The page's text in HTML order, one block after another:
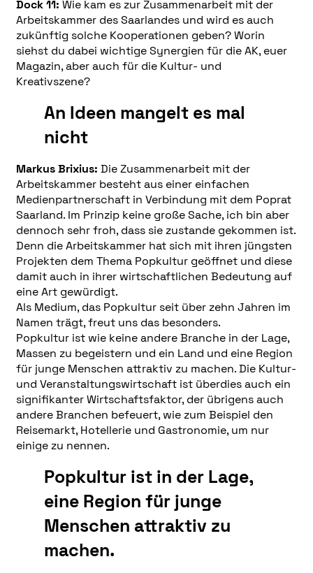
Dock 11: Wie kam es zur Zusammenarbeit mit der
Arbeitskammer des Saarlandes und wird es auch
zukünftig solche Kooperationen geben? Worin
siehst du dabei wichtige Synergien für die AK, euer
Magazin, aber auch für die Kultur- und
Kreativszene?
An Ideen mangelt es mal
nicht
Markus Brixius: Die Zusammenarbeit mit der
Arbeitskammer besteht aus einer einfachen
Medienpartnerschaft in Verbindung mit dem Poprat
Saarland. Im Prinzip keine große Sache, ich bin aber
dennoch sehr froh, dass sie zustande gekommen ist.
Denn die Arbeitskammer hat sich mit ihren jüngsten
Projekten dem Thema Popkultur geöffnet und diese
damit auch in ihrer wirtschaftlichen Bedeutung auf
eine Art gewürdigt.
Als Medium, das Popkultur seit über zehn Jahren im
Namen trägt, freut uns das besonders.
Popkultur ist wie keine andere Branche in der Lage,
Massen zu begeistern und ein Land und eine Region
für junge Menschen attraktiv zu machen. Die Kultur-
und Veranstaltungswirtschaft ist überdies auch ein
signifikanter Wirtschaftsfaktor, der übrigens auch
andere Branchen befeuert, wie zum Beispiel den
Reisemarkt, Hotellerie und Gastronomie, um nur
einige zu nennen.
Popkultur ist in der Lage,
eine Region für junge
Menschen attraktiv zu
machen.